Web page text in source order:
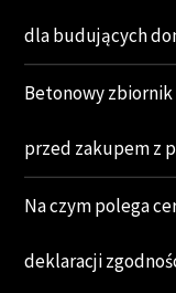
dla budujących
Betonowy zbiornik
przed zakupem z
Na czym polega
deklaracji